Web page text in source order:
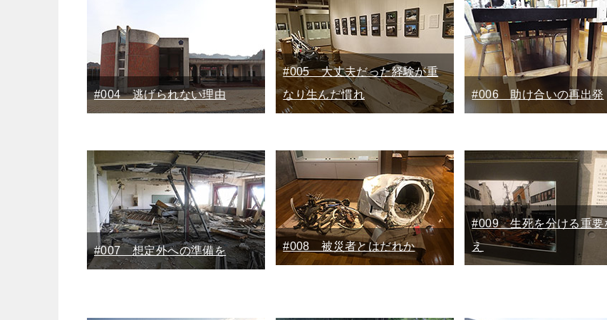
#004 逃げられない理由
#005 大丈夫だった経験が重
なり生んだ慣れ
#006 助け合いの再出発
#007 想定外への準備を #008 被災者とはだれか
#009 生死を分ける重要
え